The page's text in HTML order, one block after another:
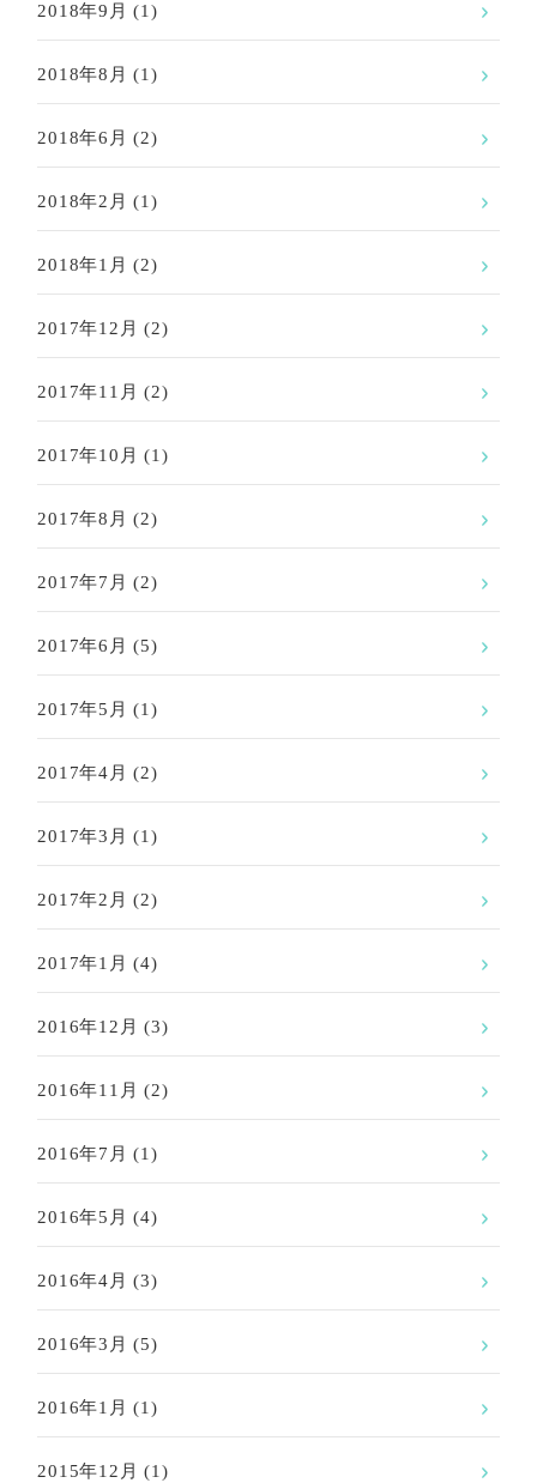
2018年9月 (1)
2018年8月 (1)
2018年6月 (2)
2018年2月 (1)
2018年1月 (2)
2017年12月 (2)
2017年11月 (2)
2017年10月 (1)
2017年8月 (2)
2017年7月 (2)
2017年6月 (5)
2017年5月 (1)
2017年4月 (2)
2017年3月 (1)
2017年2月 (2)
2017年1月 (4)
2016年12月 (3)
2016年11月 (2)
2016年7月 (1)
2016年5月 (4)
2016年4月 (3)
2016年3月 (5)
2016年1月 (1)
2015年12月 (1)